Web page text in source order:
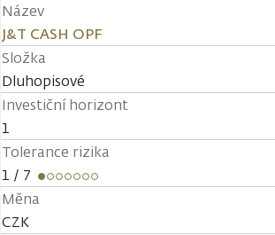
Název
J&T CASH OPF
Složka
Dluhopisové
Investiční horizont
1
Tolerance rizika
1 / 7
Měna
CZK